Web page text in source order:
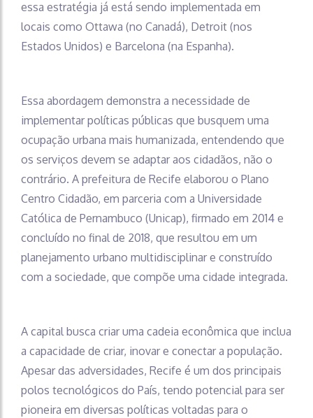
essa estratégia já está sendo implementada em
locais como Ottawa (no Canadá), Detroit (nos
Estados Unidos) e Barcelona (na Espanha).
Essa abordagem demonstra a necessidade de
implementar políticas públicas que busquem uma
ocupação urbana mais humanizada, entendendo que
os serviços devem se adaptar aos cidadãos, não o
contrário. A prefeitura de Recife elaborou o Plano
Centro Cidadão, em parceria com a Universidade
Católica de Pernambuco (Unicap), firmado em 2014 e
concluído no final de 2018, que resultou em um
planejamento urbano multidisciplinar e construído
com a sociedade, que compõe uma cidade integrada.
A capital busca criar uma cadeia econômica que inclua
a capacidade de criar, inovar e conectar a população.
Apesar das adversidades, Recife é um dos principais
polos tecnológicos do País, tendo potencial para ser
pioneira em diversas políticas voltadas para o